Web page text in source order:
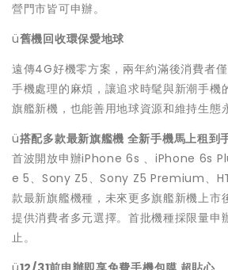
營門市皆可申辦。
ü舊機回收環保愛地球
遠傳4G好機零方案，兩年約滿後消費者
手機處理的麻煩，讓追求時髦與新潮手機
旗艦新機，也能善用地球資源和維持生態
ü搭配多款最新旗艦機 全新手機馬上租到
首波開放申辦iPhone 6s 、iPhone 6s
e 5、Sony Z5、Sony Z5 Premium、
款最新旗艦機種，未來更多旗艦新機上市
提供消費者多元選擇。首批機種採限量申
止。